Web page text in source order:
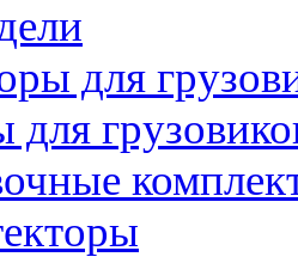
для
для